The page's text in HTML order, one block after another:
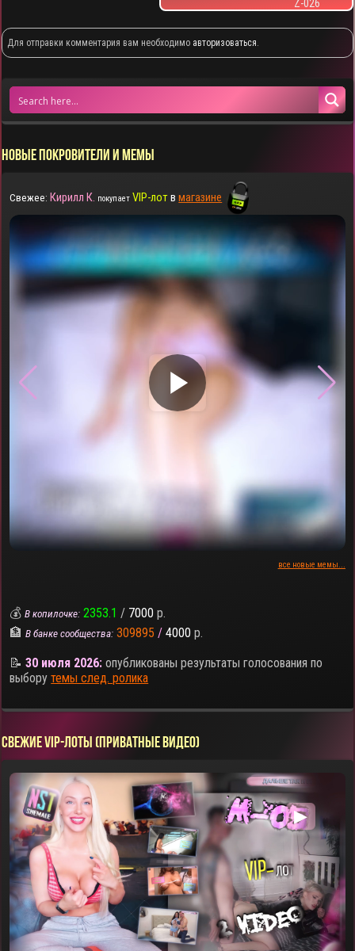
Z-026
Для отправки комментария вам необходимо авторизоваться.
НОВЫЕ ПОКРОВИТЕЛИ И МЕМЫ
Свежее: Кирилл К. покупает VIP-лотвмагазине
▶
все новые мемы...
💰В копилочке: 2353.1 / 7000 р.
🏦В банке сообщества: 309895 / 4000 р.
📝30 июля 2026: опубликованы результаты голосования по
выборутемы след. ролика
СВЕЖИЕ VIP-ЛОТЫ (ПРИВАТНЫЕ ВИДЕО)
▶